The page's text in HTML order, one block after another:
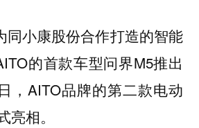
同小康股份合作打造的智能
的首款车型问界M5推出
，AITO品牌的第二款电动
亮相。